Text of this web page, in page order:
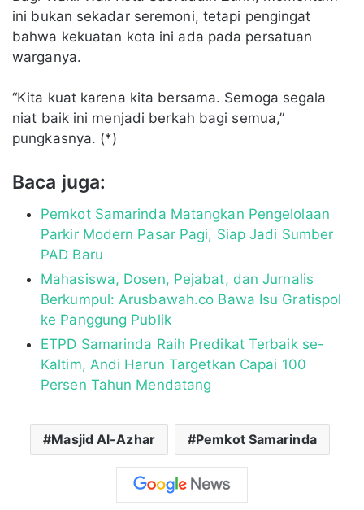
ini bukan sekadar seremoni, tetapi pengingat
bahwa kekuatan kota ini ada pada persatuan
warganya.
“Kita kuat karena kita bersama. Semoga segala
niat baik ini menjadi berkah bagi semua,”
pungkasnya. (*)
Baca juga:
Pemkot Samarinda Matangkan Pengelolaan
Parkir Modern Pasar Pagi, Siap Jadi Sumber
PAD Baru
Mahasiswa, Dosen, Pejabat, dan Jurnalis
Berkumpul: Arusbawah.co Bawa Isu Gratispol
ke Panggung Publik
ETPD Samarinda Raih Predikat Terbaik se-
Kaltim, Andi Harun Targetkan Capai 100
Persen Tahun Mendatang
Masjid Al-Azhar Pemkot Samarinda